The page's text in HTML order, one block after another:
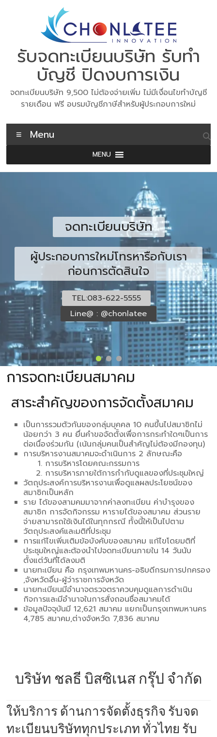
รับจดทะเบียนบริษัท รับทำ
บัญชี ปิดงบการเงิน
จดทะเบียนบริษัท 9,500 ไม่ต้องจ่ายเพิ่ม ไม่มีเงื่อนไขทำบัญชี
รายเดือน ฟรี อบรมบัญชีภาษีสำหรับผู้ประกอบการใหม่
Menu
MENU
จดทะเบียนบริษัท
ผู้ประกอบการใหม่โทรหารือกับเรา
ก่อนการตัดสินใจ
TEL:083-622-5555
Line@ : @chonlatee
การจดทะเบียนสมาคม
สาระสำคัญของการจัดตั้งสมาคม
เป็นการรวมตัวกันของกลุ่มบุคคล 10 คนขึ้นไปสมาชิกไม่
น้อยกว่า 3 คน ยื่นคำขอจัดตั้งเพื่อการกระทำใดๆเป็นการ
ต่อเนื่องร่วมกัน (เน้นกลุ่มคนเป็นสำคัญไม่ต้องมีกองทุน)
การบริหารงานสมาคมจะดำเนินการ 2 ลักษณะคือ
การบริหารโดยคณะกรรมการ
การบริหารภายใต้การกำกับดูแลของที่ประชุมใหญ่
วัตถุประสงค์การบริหารงานเพื่อดูแลผลประโยชน์ของ
สมาชิกเป็นหลัก
ราย ได้ของสามคมมาจากค่าลงทะเบียน ค่าบำรุงของ
สมาชิก การจัดกิจกรรม หารายได้ของสมาคม ส่วนราย
จ่ายสามารถใช้เงินได้ในทุกกรณี ทั้งนี้ให้เป็นไปตาม
วัตถุประสงค์และมติที่ประชุม
การแก้ไขเพิ่มเติมข้อบังคับของสมาคม แก้ไขโดยมติที่
ประชุมใหญ่และต้องนำไปจดทะเบียนภายใน 14 วันนับ
ตั้งแต่วันที่ได้ลงมติ
นายทะเบียน คือ กรุงเทพมหานคร-อธิบดีกรมการปกครอง
,จังหวัดอื่น-ผู้ว่าราชการจังหวัด
นายทะเบียนมีอำนาจตรวจตราควบคุมดูแลการดำเนิน
กิจการและมีอำนาจในการสั่งถอนชื่อสมาคมได้
ข้อมูลปัจจุบันมี 12,621 สมาคม แยกเป็นกรุงเทพมหานคร
4,785 สมาคม,ต่างจังหวัด 7,836 สมาคม
บริษัท ชลธี บิสซิเนส กรุ๊ป จำกัด
ให้บริการ ด้านการจัดตั้งธุรกิจ รับจด
ทะเบียนบริษัททุกประเภท ทั่วไทย รับ